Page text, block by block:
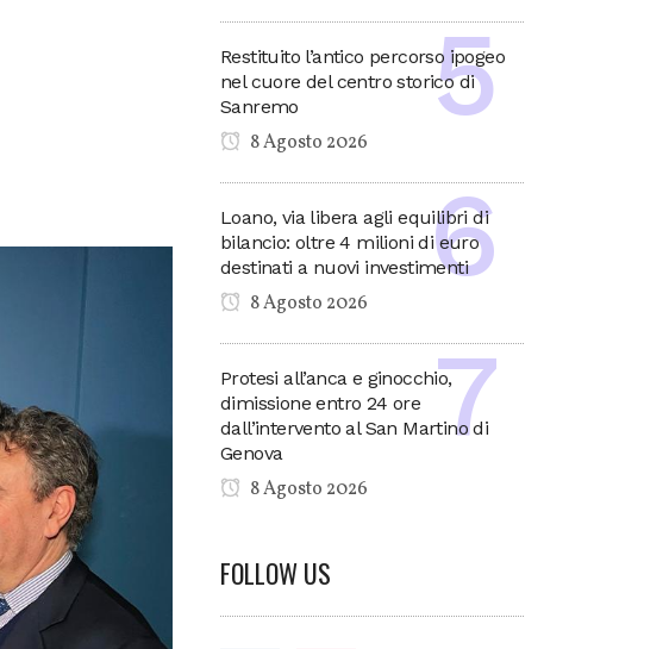
Restituito l’antico percorso ipogeo
nel cuore del centro storico di
Sanremo
8 Agosto 2026
Loano, via libera agli equilibri di
bilancio: oltre 4 milioni di euro
destinati a nuovi investimenti
8 Agosto 2026
Protesi all’anca e ginocchio,
dimissione entro 24 ore
dall’intervento al San Martino di
Genova
8 Agosto 2026
FOLLOW US